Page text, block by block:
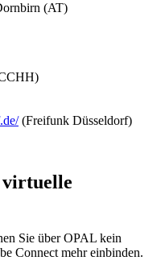
(AT)
(Freifunk Düsseldorf)
virtuelle
Sie über OPAL kein
Connect mehr einbinden.